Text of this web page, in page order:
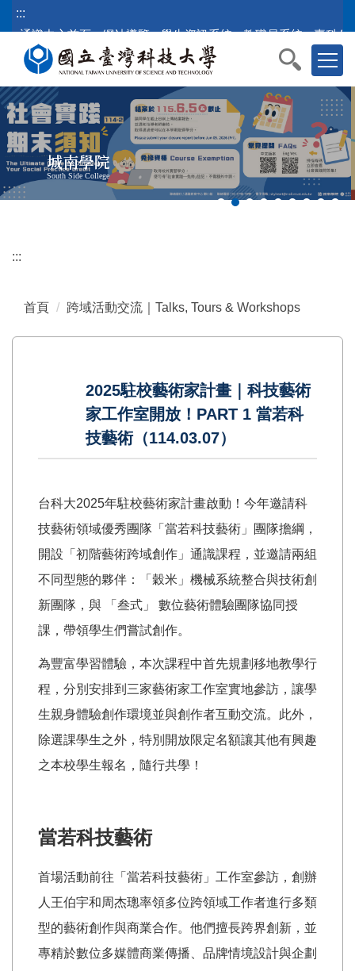
跳
到
內
容
區
塊
:::
通識中心首頁
網站導覽 學生資訊系統 教職員系統 臺科公
城南學院
South Side College
:::
首頁 跨域活動交流｜Talks, Tours & Workshops
2025駐校藝術家計畫｜科技藝術
家工作室開放！PART 1 當若科
技藝術（114.03.07）
台科大2025年駐校藝術家計畫啟動！今年邀請科
技藝術領域優秀團隊「當若科技藝術」團隊擔綱，
開設「初階藝術跨域創作」通識課程，並邀請兩組
不同型態的夥伴：「穀米」機械系統整合與技術創
新團隊，與 「叁式」 數位藝術體驗團隊協同授
課，帶領學生們嘗試創作。
為豐富學習體驗，本次課程中首先規劃移地教學行
程，分別安排到三家藝術家工作室實地參訪，讓學
生親身體驗創作環境並與創作者互動交流。此外，
除選課學生之外，特別開放限定名額讓其他有興趣
之本校學生報名，隨行共學！
當若科技藝術
首場活動前往「當若科技藝術」工作室參訪，創辦
人王伯宇和周杰璁率領多位跨領域工作者進行多類
型的藝術創作與商業合作。他們擅長跨界創新，並
專精於數位多媒體商業傳播、品牌情境設計與企劃